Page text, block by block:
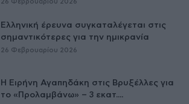
26 Φεβρουαρίου 2026
Ελληνική έρευνα συγκαταλέγεται στις
σημαντικότερες για την ημικρανία
26 Φεβρουαρίου 2026
Η Ειρήνη Αγαπηδάκη στις Βρυξέλλες για
το «Προλαμβάνω» – 3 εκατ....